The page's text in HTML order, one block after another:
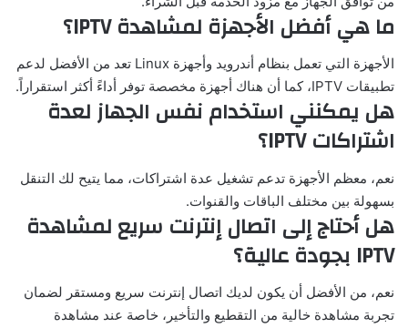
ما هي أفضل الأجهزة لمشاهدة IPTV؟
الأجهزة التي تعمل بنظام أندرويد وأجهزة Linux تعد من الأفضل لدعم
تطبيقات IPTV، كما أن هناك أجهزة مخصصة توفر أداءً أكثر استقراراً.
هل يمكنني استخدام نفس الجهاز لعدة
اشتراكات IPTV؟
نعم، معظم الأجهزة تدعم تشغيل عدة اشتراكات، مما يتيح لك التنقل
بسهولة بين مختلف الباقات والقنوات.
هل أحتاج إلى اتصال إنترنت سريع لمشاهدة
IPTV بجودة عالية؟
نعم، من الأفضل أن يكون لديك اتصال إنترنت سريع ومستقر لضمان
تجربة مشاهدة خالية من التقطيع والتأخير، خاصة عند مشاهدة